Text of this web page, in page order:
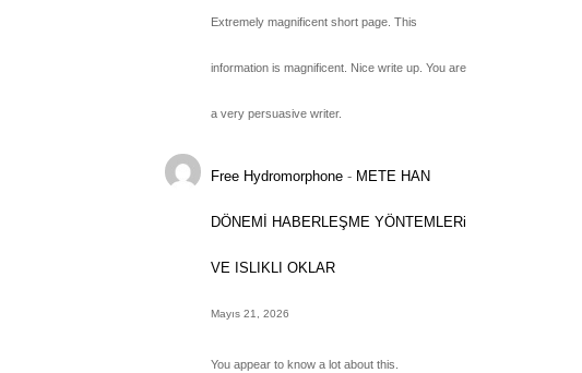
Extremely magnificent short page. This
information is magnificent. Nice write up. You are
a very persuasive writer.
Free Hydromorphone - METE HAN
DÖNEMİ HABERLEŞME YÖNTEMLERi
VE ISLIKLI OKLAR
Mayıs 21, 2026
You appear to know a lot about this.